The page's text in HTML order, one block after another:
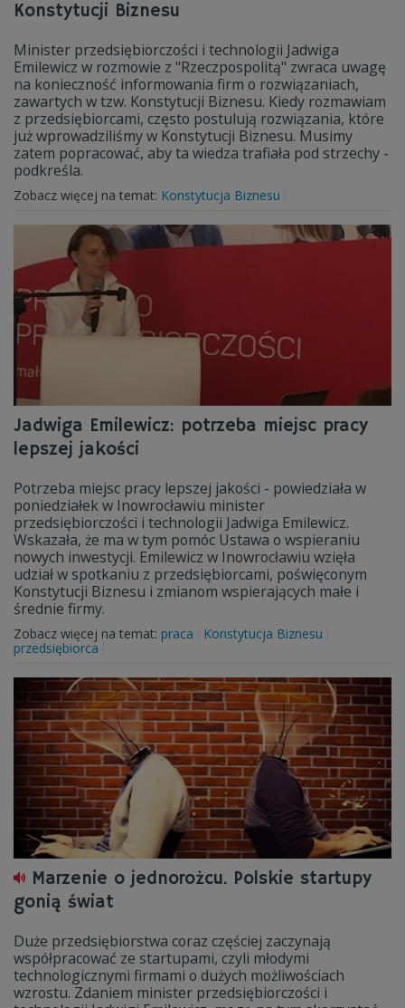
Konstytucji Biznesu
Minister przedsiębiorczości i technologii Jadwiga
Emilewicz w rozmowie z "Rzeczpospolitą" zwraca uwagę
na konieczność informowania firm o rozwiązaniach,
zawartych w tzw. Konstytucji Biznesu. Kiedy rozmawiam
z przedsiębiorcami, często postulują rozwiązania, które
już wprowadziliśmy w Konstytucji Biznesu. Musimy
zatem popracować, aby ta wiedza trafiała pod strzechy -
podkreśla.
Zobacz więcej na temat: Konstytucja Biznesu
Jadwiga Emilewicz: potrzeba miejsc pracy
lepszej jakości
Potrzeba miejsc pracy lepszej jakości - powiedziała w
poniedziałek w Inowrocławiu minister
przedsiębiorczości i technologii Jadwiga Emilewicz.
Wskazała, że ma w tym pomóc Ustawa o wspieraniu
nowych inwestycji. Emilewicz w Inowrocławiu wzięła
udział w spotkaniu z przedsiębiorcami, poświęconym
Konstytucji Biznesu i zmianom wspierających małe i
średnie firmy.
Zobacz więcej na temat: praca
Konstytucja Biznesu
przedsiębiorca
Marzenie o jednorożcu. Polskie startupy
gonią świat
Duże przedsiębiorstwa coraz częściej zaczynają
współpracować ze startupami, czyli młodymi
technologicznymi firmami o dużych możliwościach
wzrostu. Zdaniem minister przedsiębiorczości i